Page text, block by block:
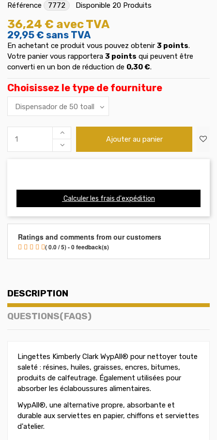
Référence 7772 Disponible 20 Produits
36,24 € avec TVA
29,95 € sans TVA
En achetant ce produit vous pouvez obtenir 3 points.
Votre panier vous rapportera 3 points qui peuvent être
converti en un bon de réduction de 0,30 €.
Choisissez le type de fourniture
Ajouter au panier
Calculer les frais d'expédition
Ratings and comments from our customers
( 0.0 / 5) - 0 feedback(s)
DESCRIPTION
QUESTIONS(FAQS)
Lingettes Kimberly Clark WypAll® pour nettoyer toute
saleté : résines, huiles, graisses, encres, bitumes,
produits de calfeutrage. Également utilisées pour
absorber les éclaboussures alimentaires.
WypAll®, une alternative propre, absorbante et
durable aux serviettes en papier, chiffons et serviettes
d'atelier.